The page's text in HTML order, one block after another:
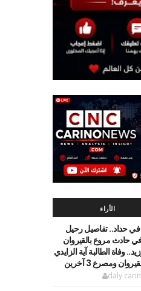
الأراء
حداد.. تفاصيل رحيل
في حادث مروع بالقيروان
وفاة الطالبة آية الزايدي
ومصرع 3 آخرين
daly